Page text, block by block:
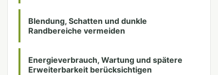
Blendung, Schatten und dunkle
Randbereiche vermeiden
Energieverbrauch, Wartung und spätere
Erweiterbarkeit berücksichtigen